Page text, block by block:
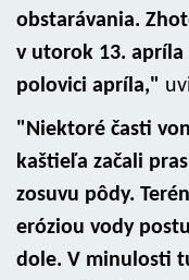
obstarávania.
v utorok 13. apríla
polovici apríla,"
"Niektoré časti
kaštieľa začali
zosuvu pôdy.
eróziou vody
dole. V minulosti